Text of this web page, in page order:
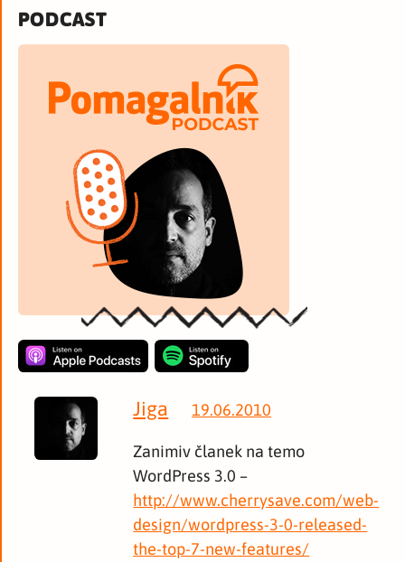
PODCAST
Jiga 19.06.2010
Zanimiv članek na temo
WordPress 3.0 –
http://www.cherrysave.com/web-
design/wordpress-3-0-released-
the-top-7-new-features/